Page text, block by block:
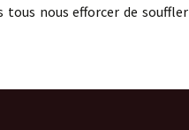
tous nous efforcer de souffler